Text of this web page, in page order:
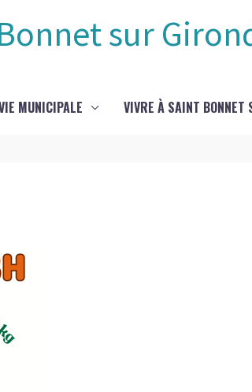
sur
MUNICIPALE VIVRE À SAINT BONNET